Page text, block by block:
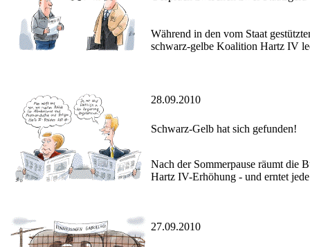
Während in den vom Staat
schwarz-gelbe Koalition Hartz IV
28.09.2010
Schwarz-Gelb hat sich gefunden!
Nach der Sommerpause räumt die
Hartz IV-Erhöhung - und erntet
27.09.2010